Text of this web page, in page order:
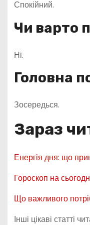
Спокійний.
Чи варто
Ні.
Головна
Зосередься.
Зараз
Енергія дня: що
Гороскоп на
Що важливого
Інші цікаві статті